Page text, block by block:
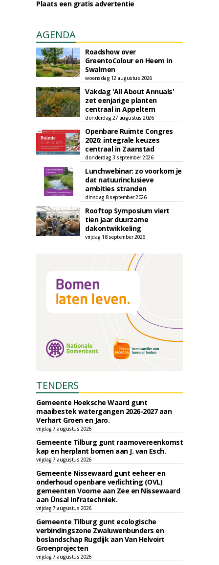
Plaats een gratis advertentie
AGENDA
Roadshow over
GreentoColour en Heem in
Swalmen
woensdag 12 augustus 2026
Vakdag 'All About Annuals'
zet eenjarige planten
centraal in Appeltern
donderdag 27 augustus 2026
Openbare Ruimte Congres
2026: integrale keuzes
centraal in Zaanstad
donderdag 3 september 2026
Lunchwebinar: zo voorkom je
dat natuurinclusieve
ambities stranden
dinsdag 8 september 2026
Rooftop Symposium viert
tien jaar duurzame
dakontwikkeling
vrijdag 18 september 2026
TENDERS
Gemeente Hoeksche Waard gunt
maaibestek watergangen 2026-2027 aan
Verhart Groen en Jaro.
vrijdag 7 augustus 2026
Gemeente Tilburg gunt raamovereenkomst
kap en herplant bomen aan J. van Esch.
vrijdag 7 augustus 2026
Gemeente Nissewaard gunt eeheer en
onderhoud openbare verlichting (OVL)
gemeenten Voorne aan Zee en Nissewaard
aan Ünsal Infratechniek.
vrijdag 7 augustus 2026
Gemeente Tilburg gunt ecologische
verbindingszone Zwaluwenbunders en
boslandschap Rugdijk aan Van Helvoirt
Groenprojecten
vrijdag 7 augustus 2026